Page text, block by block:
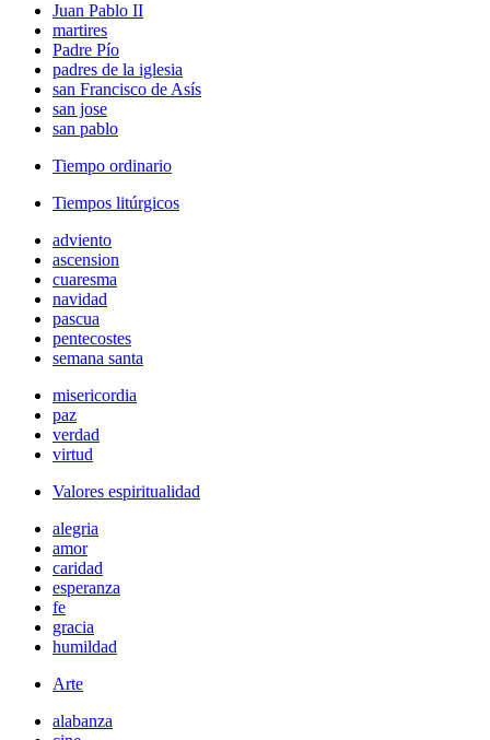
Juan Pablo II
martires
Padre Pío
padres de la iglesia
san Francisco de Asís
san jose
san pablo
Tiempo ordinario
Tiempos litúrgicos
adviento
ascension
cuaresma
navidad
pascua
pentecostes
semana santa
misericordia
paz
verdad
virtud
Valores espiritualidad
alegria
amor
caridad
esperanza
fe
gracia
humildad
Arte
alabanza